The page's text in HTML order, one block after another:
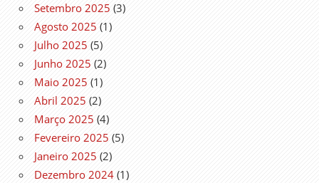
Setembro 2025 (3)
Agosto 2025 (1)
Julho 2025 (5)
Junho 2025 (2)
Maio 2025 (1)
Abril 2025 (2)
Março 2025 (4)
Fevereiro 2025 (5)
Janeiro 2025 (2)
Dezembro 2024 (1)